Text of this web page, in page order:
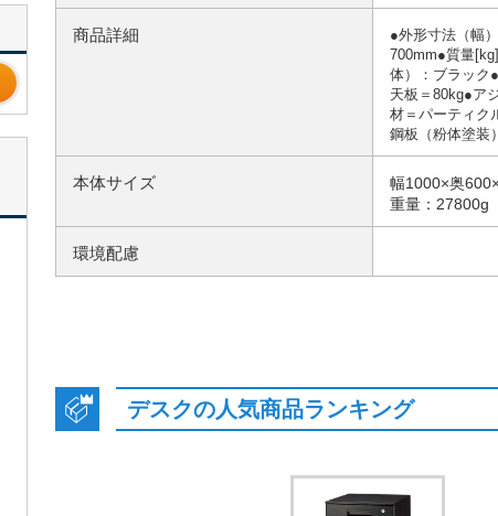
商品詳細
●外形寸法（幅
700mm●質量
体）：ブラック
天板＝80kg●ア
材＝パーティク
鋼板（粉体塗装
本体サイズ
幅1000×奥
重量：27800g
環境配慮
デスクの人気商品ランキング